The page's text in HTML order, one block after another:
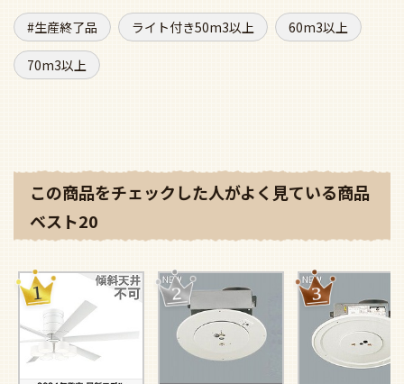
生産終了品 ライト付き50m3以上 60m3以上
70m3以上
この商品をチェックした人がよく見ている商品
ベスト20